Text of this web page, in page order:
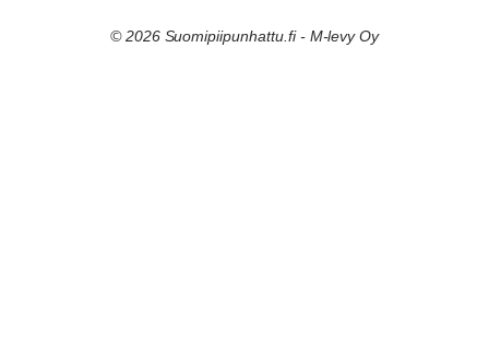
© 2026 Suomipiipunhattu.fi - M-levy Oy